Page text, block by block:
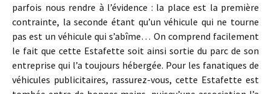
parfois nous rendre à l’évidence : la place est la première
contrainte, la seconde étant qu’un véhicule qui ne tourne
pas est un véhicule qui s’abîme… On comprend facilement
le fait que cette Estafette soit ainsi sortie du parc de son
entreprise qui l’a toujours hébergée. Pour les fanatiques de
véhicules publicitaires, rassurez-vous, cette Estafette est